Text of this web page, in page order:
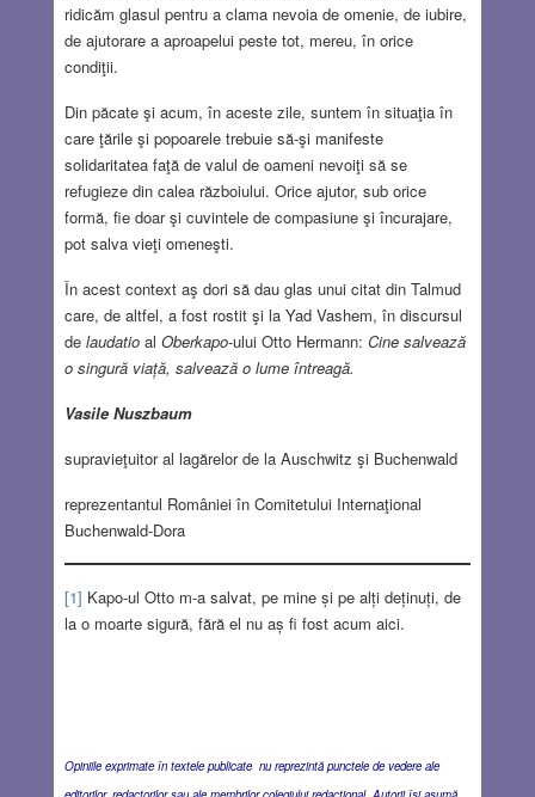
ridicăm glasul pentru a clama nevoia de omenie, de iubire,
de ajutorare a aproapelui peste tot, mereu, în orice
condiţii.
Din păcate şi acum, în aceste zile, suntem în situaţia în
care ţările şi popoarele trebuie să-şi manifeste
solidaritatea faţă de valul de oameni nevoiţi să se
refugieze din calea războiului. Orice ajutor, sub orice
formă, fie doar şi cuvintele de compasiune şi încurajare,
pot salva vieţi omeneşti.
În acest context aş dori să dau glas unui citat din Talmud
care, de altfel, a fost rostit şi la Yad Vashem, în discursul
de laudatioal Oberkapo-ului Otto Hermann: Cine salvează
o singură viață, salvează o lume întreagă.
Vasile Nuszbaum
supravieţuitor al lagărelor de la Auschwitz şi Buchenwald
reprezentantul României în Comitetului Internaţional
Buchenwald-Dora
[1] Kapo-ul Otto m-a salvat, pe mine și pe alți deținuți, de
la o moarte sigură, fără el nu aș fi fost acum aici.
Opiniile exprimate în textele publicate nu reprezintă punctele de vedere ale
editorilor, redactorilor sau ale membrilor colegiului redacţional. Autorii îşi asumă